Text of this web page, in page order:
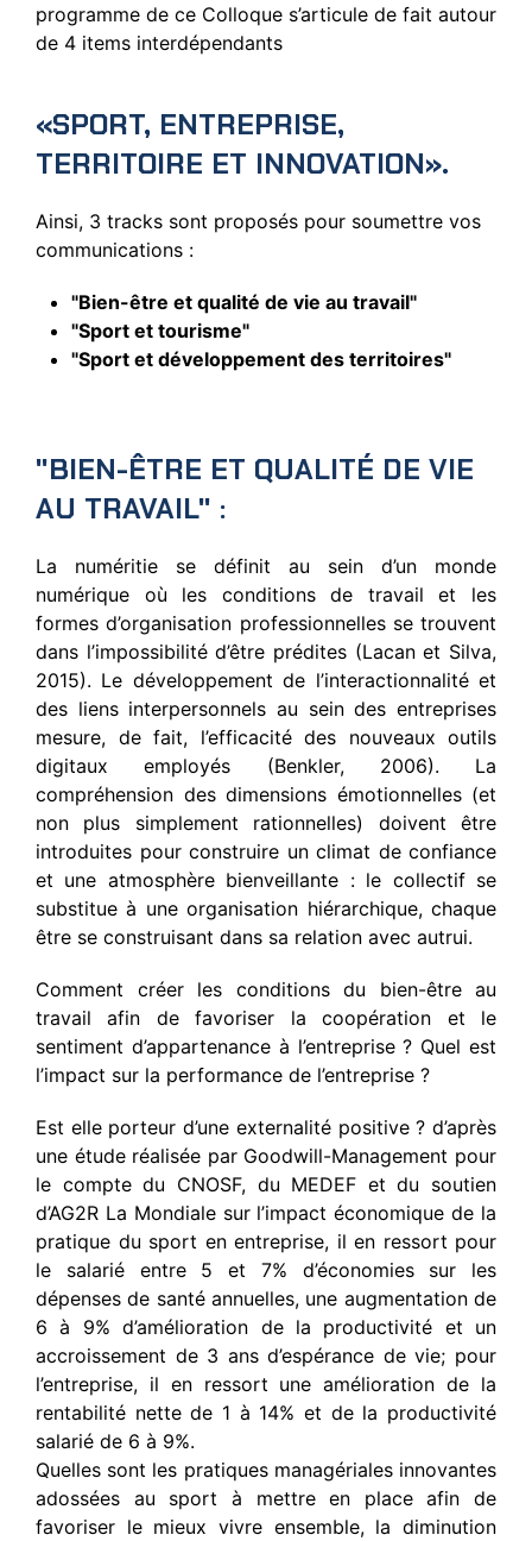
programme de ce Colloque s’articule de fait autour
de 4 items interdépendants
«SPORT, ENTREPRISE,
TERRITOIRE ET INNOVATION».
Ainsi, 3 tracks sont proposés pour soumettre vos
communications :
"Bien-être et qualité de vie au travail"
"Sport et tourisme"
"Sport et développement des territoires"
"BIEN-ÊTRE ET QUALITÉ DE VIE
AU TRAVAIL" :
La numéritie se définit au sein d’un monde
numérique où les conditions de travail et les
formes d’organisation professionnelles se trouvent
dans l’impossibilité d’être prédites (Lacan et Silva,
2015). Le développement de l’interactionnalité et
des liens interpersonnels au sein des entreprises
mesure, de fait, l’efficacité des nouveaux outils
digitaux employés (Benkler, 2006). La
compréhension des dimensions émotionnelles (et
non plus simplement rationnelles) doivent être
introduites pour construire un climat de confiance
et une atmosphère bienveillante : le collectif se
substitue à une organisation hiérarchique, chaque
être se construisant dans sa relation avec autrui.
Comment créer les conditions du bien-être au
travail afin de favoriser la coopération et le
sentiment d’appartenance à l’entreprise ? Quel est
l’impact sur la performance de l’entreprise ?
Est elle porteur d’une externalité positive ? d’après
une étude réalisée par Goodwill-Management pour
le compte du CNOSF, du MEDEF et du soutien
d’AG2R La Mondiale sur l’impact économique de la
pratique du sport en entreprise, il en ressort pour
le salarié entre 5 et 7% d’économies sur les
dépenses de santé annuelles, une augmentation de
6 à 9% d’amélioration de la productivité et un
accroissement de 3 ans d’espérance de vie; pour
l’entreprise, il en ressort une amélioration de la
rentabilité nette de 1 à 14% et de la productivité
salarié de 6 à 9%.
Quelles sont les pratiques managériales innovantes
adossées au sport à mettre en place afin de
favoriser le mieux vivre ensemble, la diminution